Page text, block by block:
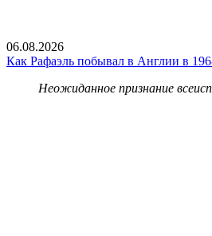
06.08.2026
Как Рафаэль побывал в Англии в
Неожиданное признание